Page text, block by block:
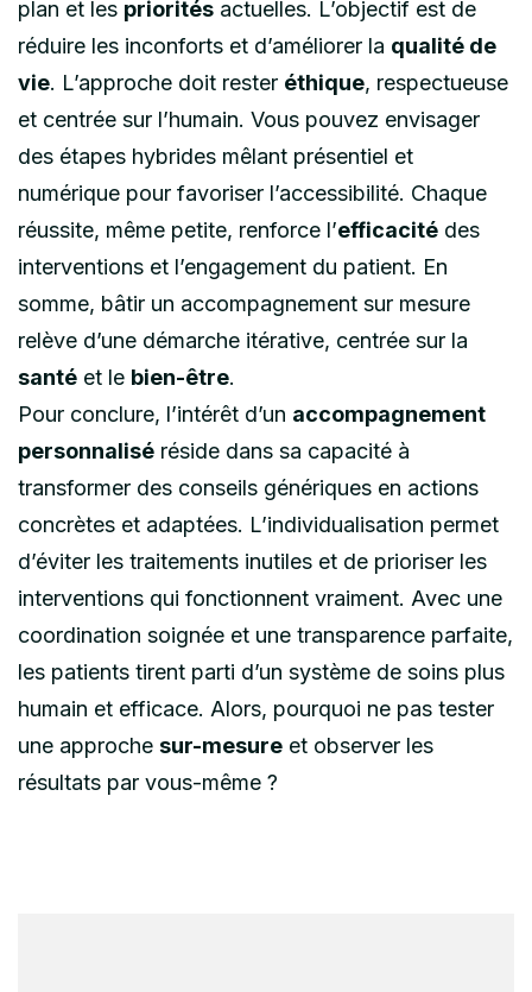
plan et les priorités actuelles. L’objectif est de
réduire les inconforts et d’améliorer la qualité de
vie. L’approche doit rester éthique, respectueuse
et centrée sur l’humain. Vous pouvez envisager
des étapes hybrides mêlant présentiel et
numérique pour favoriser l’accessibilité. Chaque
réussite, même petite, renforce l’efficacité des
interventions et l’engagement du patient. En
somme, bâtir un accompagnement sur mesure
relève d’une démarche itérative, centrée sur la
santé et le bien-être.
Pour conclure, l’intérêt d’un accompagnement
personnalisé réside dans sa capacité à
transformer des conseils génériques en actions
concrètes et adaptées. L’individualisation permet
d’éviter les traitements inutiles et de prioriser les
interventions qui fonctionnent vraiment. Avec une
coordination soignée et une transparence parfaite,
les patients tirent parti d’un système de soins plus
humain et efficace. Alors, pourquoi ne pas tester
une approche sur-mesure et observer les
résultats par vous-même ?